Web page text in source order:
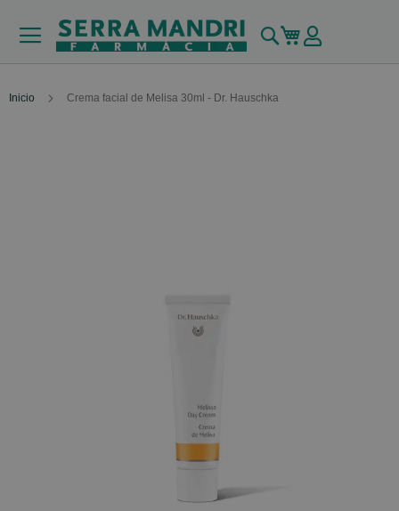
Buscar
Mi carrito
Inicio Crema facial de Melisa 30ml - Dr. Hauschka